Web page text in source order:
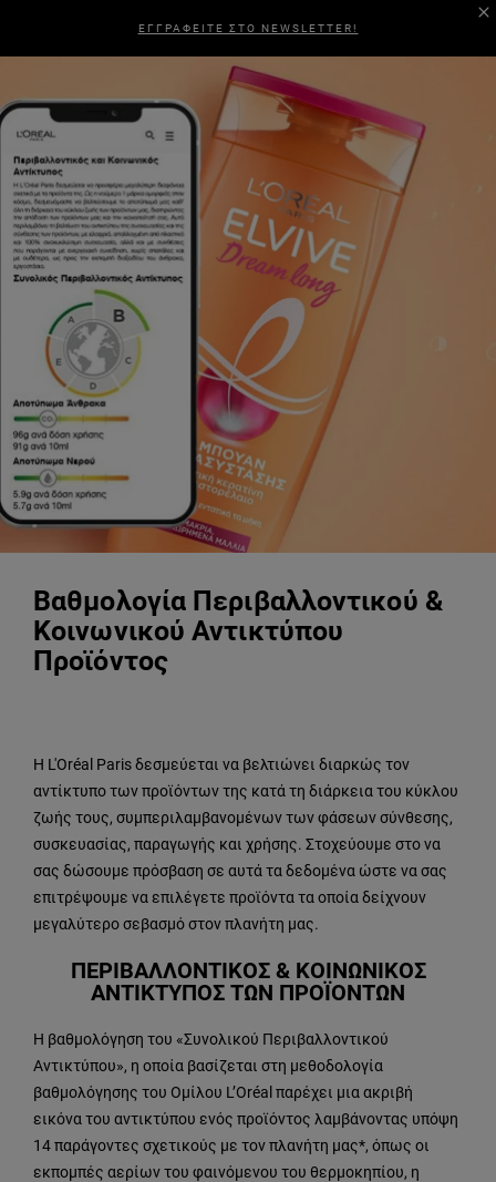
ΕΓΓΡΑΦΕΙΤΕ ΣΤΟ NEWSLETTER!
Βαθμολογία Περιβαλλοντικού &
Κοινωνικού Αντικτύπου
Προϊόντος
Η L'Oréal Paris δεσμεύεται να βελτιώνει διαρκώς τον
αντίκτυπο των προϊόντων της κατά τη διάρκεια του κύκλου
ζωής τους, συμπεριλαμβανομένων των φάσεων σύνθεσης,
συσκευασίας, παραγωγής και χρήσης. Στοχεύουμε στο να
σας δώσουμε πρόσβαση σε αυτά τα δεδομένα ώστε να σας
επιτρέψουμε να επιλέγετε προϊόντα τα οποία δείχνουν
μεγαλύτερο σεβασμό στον πλανήτη μας.
ΠΕΡΙΒΑΛΛΟΝΤΙΚΟΣ & ΚΟΙΝΩΝΙΚΟΣ
ΑΝΤΙΚΤΥΠΟΣ ΤΩΝ ΠΡΟΪΟΝΤΩΝ
Η βαθμολόγηση του «Συνολικού Περιβαλλοντικού
Αντικτύπου», η οποία βασίζεται στη μεθοδολογία
βαθμολόγησης του Ομίλου L’Oréal παρέχει μια ακριβή
εικόνα του αντικτύπου ενός προϊόντος λαμβάνοντας υπόψη
14 παράγοντες σχετικούς με τον πλανήτη μας*, όπως οι
εκπομπές αερίων του φαινόμενου του θερμοκηπίου, η